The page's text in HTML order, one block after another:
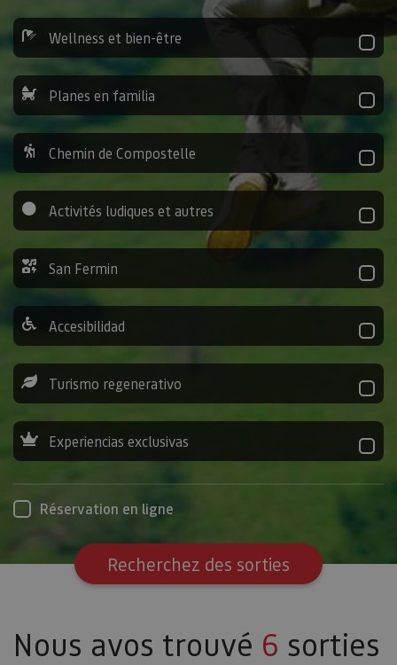
Wellness et bien-être
Planes en familia
Chemin de Compostelle
Activités ludiques et autres
San Fermin
Accesibilidad
Turismo regenerativo
Experiencias exclusivas
Réservation en ligne
Recherchez des sorties
Nous avos trouvé 6 sorties